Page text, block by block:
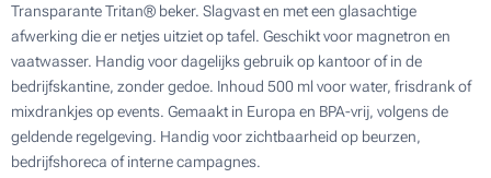
Transparante Tritan® beker. Slagvast en met een glasachtige
afwerking die er netjes uitziet op tafel. Geschikt voor magnetron en
vaatwasser. Handig voor dagelijks gebruik op kantoor of in de
bedrijfskantine, zonder gedoe. Inhoud 500 ml voor water, frisdrank of
mixdrankjes op events. Gemaakt in Europa en BPA-vrij, volgens de
geldende regelgeving. Handig voor zichtbaarheid op beurzen,
bedrijfshoreca of interne campagnes.